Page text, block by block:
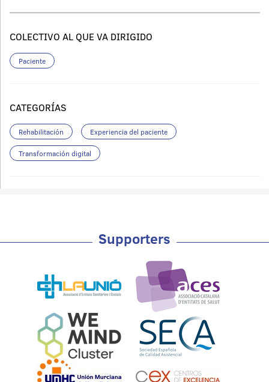
COLECTIVO AL QUE VA DIRIGIDO
Paciente
CATEGORÍAS
Rehabilitación Experiencia del paciente
Transformación digital
Supporters